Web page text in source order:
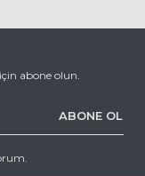
abone olun.
ABONE OL